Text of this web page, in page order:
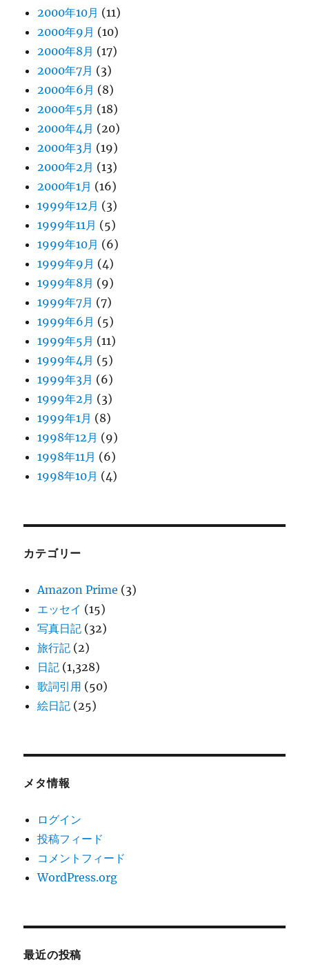
2000年10月 (11)
2000年9月 (10)
2000年8月 (17)
2000年7月 (3)
2000年6月 (8)
2000年5月 (18)
2000年4月 (20)
2000年3月 (19)
2000年2月 (13)
2000年1月 (16)
1999年12月 (3)
1999年11月 (5)
1999年10月 (6)
1999年9月 (4)
1999年8月 (9)
1999年7月 (7)
1999年6月 (5)
1999年5月 (11)
1999年4月 (5)
1999年3月 (6)
1999年2月 (3)
1999年1月 (8)
1998年12月 (9)
1998年11月 (6)
1998年10月 (4)
カテゴリー
Amazon Prime (3)
エッセイ (15)
写真日記 (32)
旅行記 (2)
日記 (1,328)
歌詞引用 (50)
絵日記 (25)
メタ情報
ログイン
投稿フィード
コメントフィード
WordPress.org
最近の投稿